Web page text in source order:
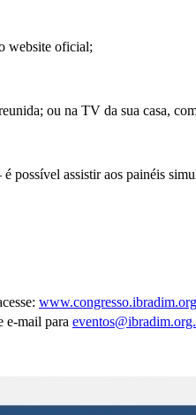
website oficial;
ou na TV da sua casa,
possível assistir aos painéis
e-mail para